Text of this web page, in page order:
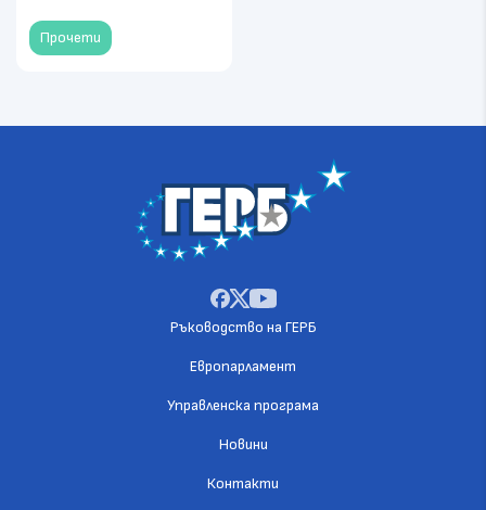
Прочети
Ръководство на ГЕРБ
Европарламент
Управленска програма
Новини
Контакти